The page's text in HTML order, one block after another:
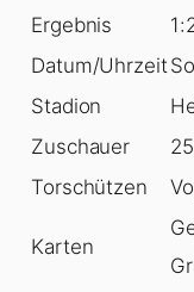
Ergebnis
Datum/Uhrzeit
Stadion
Zuschauer
Torschützen
Karten